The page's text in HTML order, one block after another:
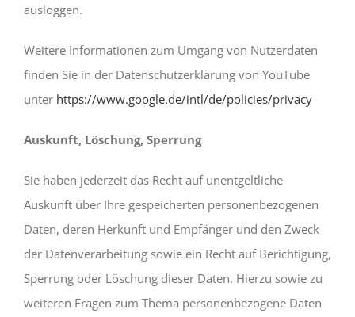
ausloggen.
Weitere Informationen zum Umgang von Nutzerdaten
finden Sie in der Datenschutzerklärung von YouTube
unter https://www.google.de/intl/de/policies/privacy
Auskunft, Löschung, Sperrung
Sie haben jederzeit das Recht auf unentgeltliche
Auskunft über Ihre gespeicherten personenbezogenen
Daten, deren Herkunft und Empfänger und den Zweck
der Datenverarbeitung sowie ein Recht auf Berichtigung,
Sperrung oder Löschung dieser Daten. Hierzu sowie zu
weiteren Fragen zum Thema personenbezogene Daten